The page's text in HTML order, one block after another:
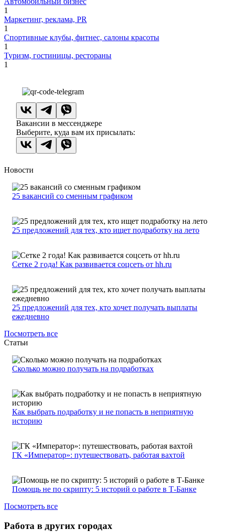
1
Маркетинг, реклама, PR
1
Спортивные клубы, фитнес, салоны красоты
1
Туризм, гостиницы, рестораны
1
Вакансии в мессенджере
Выберите, куда вам их присылать:
Новости
25 вакансий со сменным графиком
25 предложений для тех, кто ищет подработку на лето
Сетке 2 года! Как развивается соцсеть от hh.ru
25 предложений для тех, кто хочет получать выплаты
ежедневно
Посмотреть все
Статьи
Сколько можно получать на подработках
Как выбрать подработку и не попасть в неприятную
историю
ГК «Император»: путешествовать, работая вахтой
Помощь не по скрипту: 5 историй о работе в Т-Банке
Посмотреть все
Работа в других городах